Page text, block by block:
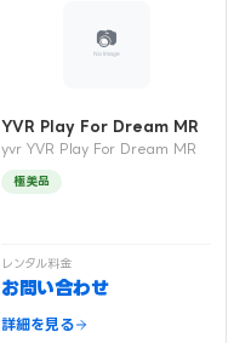
YVR Play For Dream MR
yvr YVR Play For Dream MR
極美品
レンタル料金
お問い合わせ
詳細を見る